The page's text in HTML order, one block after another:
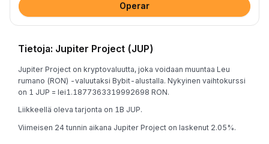
Operar
Tietoja: Jupiter Project (JUP)
Jupiter Project on kryptovaluutta, joka voidaan muuntaa Leu
rumano (RON) -valuutaksi Bybit-alustalla. Nykyinen vaihtokurssi
on 1 JUP = lei1.1877363319992698 RON.
Liikkeellä oleva tarjonta on 1B JUP.
Viimeisen 24 tunnin aikana Jupiter Project on laskenut 2.05%.